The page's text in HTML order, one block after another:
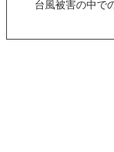
台風被害の中で